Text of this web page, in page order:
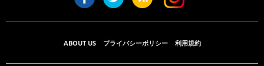
ABOUT US プライバシーポリシー 利用規約